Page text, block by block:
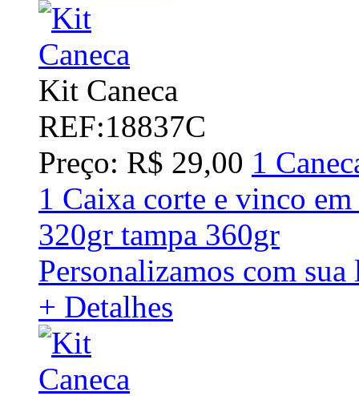
Kit Caneca
REF:18837C
Preço: R$ 29,00 1
1 Caixa corte e vinco
320gr tampa 360gr
Personalizamos com
+ Detalhes